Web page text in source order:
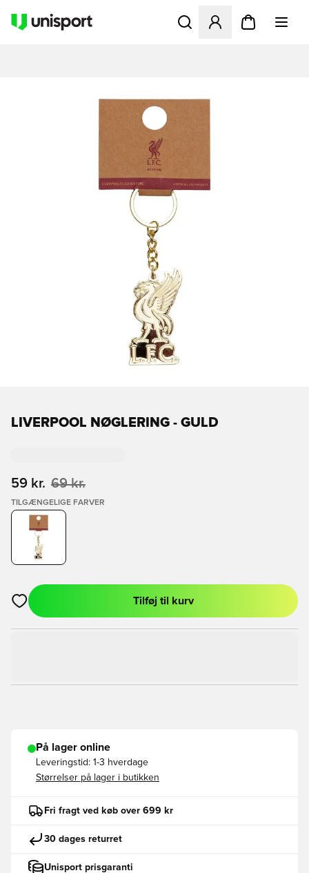
Åbner en Modal til at
LIVERPOOL NØGLERING - GULD
59 kr. 69 kr.
TILGÆNGELIGE FARVER
Åbner en Modal til at logge ind eller tilmelde dig som medlem
Tilføj til kurv
På lager online
Leveringstid: 1-3 hverdage
Størrelser på lager i butikken
Fri fragt ved køb over 699 kr
30 dages returret
Unisport prisgaranti